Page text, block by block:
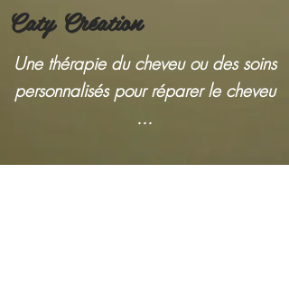
Caty Création
Une thérapie du cheveu ou des soins
personnalisés pour réparer le cheveu
...